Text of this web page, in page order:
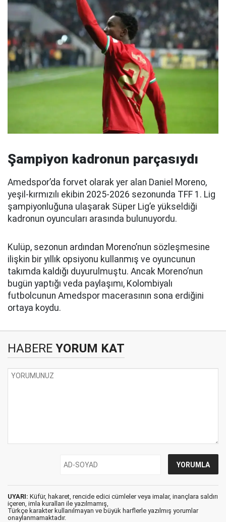
Şampiyon kadronun parçasıydı
Amedspor’da forvet olarak yer alan Daniel Moreno,
yeşil-kırmızılı ekibin 2025-2026 sezonunda TFF 1. Lig
şampiyonluğuna ulaşarak Süper Lig’e yükseldiği
kadronun oyuncuları arasında bulunuyordu.
Kulüp, sezonun ardından Moreno’nun sözleşmesine
ilişkin bir yıllık opsiyonu kullanmış ve oyuncunun
takımda kaldığı duyurulmuştu. Ancak Moreno’nun
bugün yaptığı veda paylaşımı, Kolombiyalı
futbolcunun Amedspor macerasının sona erdiğini
ortaya koydu.
HABERE YORUM KAT
UYARI: Küfür, hakaret, rencide edici cümleler veya imalar, inançlara saldırı
içeren, imla kuralları ile yazılmamış,
Türkçe karakter kullanılmayan ve büyük harflerle yazılmış yorumlar
onaylanmamaktadır.